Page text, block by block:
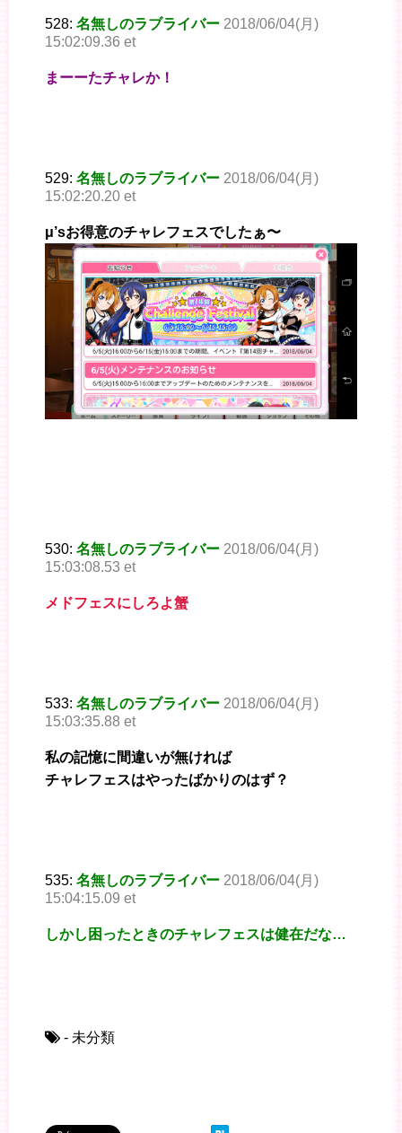
528: 名無しのラブライバー 2018/06/04(月)
15:02:09.36 et
まーーたチャレか！
529: 名無しのラブライバー 2018/06/04(月)
15:02:20.20 et
μ’sお得意のチャレフェスでしたぁ〜
530: 名無しのラブライバー 2018/06/04(月)
15:03:08.53 et
メドフェスにしろよ蟹
533: 名無しのラブライバー 2018/06/04(月)
15:03:35.88 et
私の記憶に間違いが無ければ
チャレフェスはやったばかりのはず？
535: 名無しのラブライバー 2018/06/04(月)
15:04:15.09 et
しかし困ったときのチャレフェスは健在だな…
- 未分類